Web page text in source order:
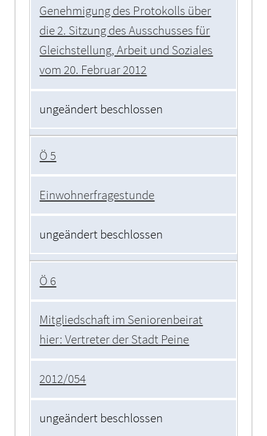
Genehmigung des Protokolls über
die 2. Sitzung des Ausschusses für
Gleichstellung, Arbeit und Soziales
vom 20. Februar 2012
ungeändert beschlossen
Ö 5
Einwohnerfragestunde
ungeändert beschlossen
Ö 6
Mitgliedschaft im Seniorenbeirat
hier: Vertreter der Stadt Peine
2012/054
ungeändert beschlossen